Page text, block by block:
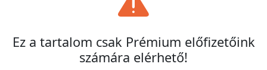
Ez a tartalom csak Prémium előfizetőink
számára elérhető!